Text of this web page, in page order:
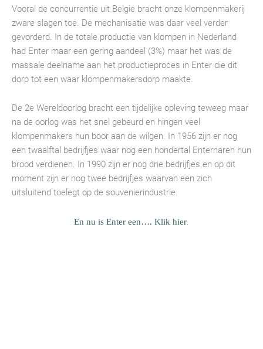
Vooral de concurrentie uit Belgie bracht onze klompenmakerij
zware slagen toe. De mechanisatie was daar veel verder
gevorderd. In de totale productie van klompen in Nederland
had Enter maar een gering aandeel (3%) maar het was de
massale deelname aan het productieproces in Enter die dit
dorp tot een waar klompenmakersdorp maakte.
De 2e Wereldoorlog bracht een tijdelijke opleving teweeg maar
na de oorlog was het snel gebeurd en hingen veel
klompenmakers hun boor aan de wilgen. In 1956 zijn er nog
een twaalftal bedrijfjes waar nog een hondertal Enternaren hun
brood verdienen. In 1990 zijn er nog drie bedrijfjes en op dit
moment zijn er nog twee bedrijfjes waarvan een zich
uitsluitend toelegt op de souvenierindustrie.
En nu is Enter een…. Klik hier.